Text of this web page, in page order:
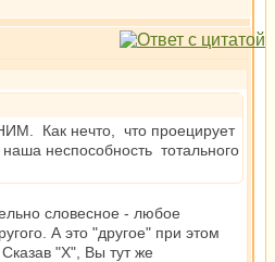
Как нечто, что проецирует
неспособность тотального
словесное - любое
А это "другое" при этом
"X", Вы тут же